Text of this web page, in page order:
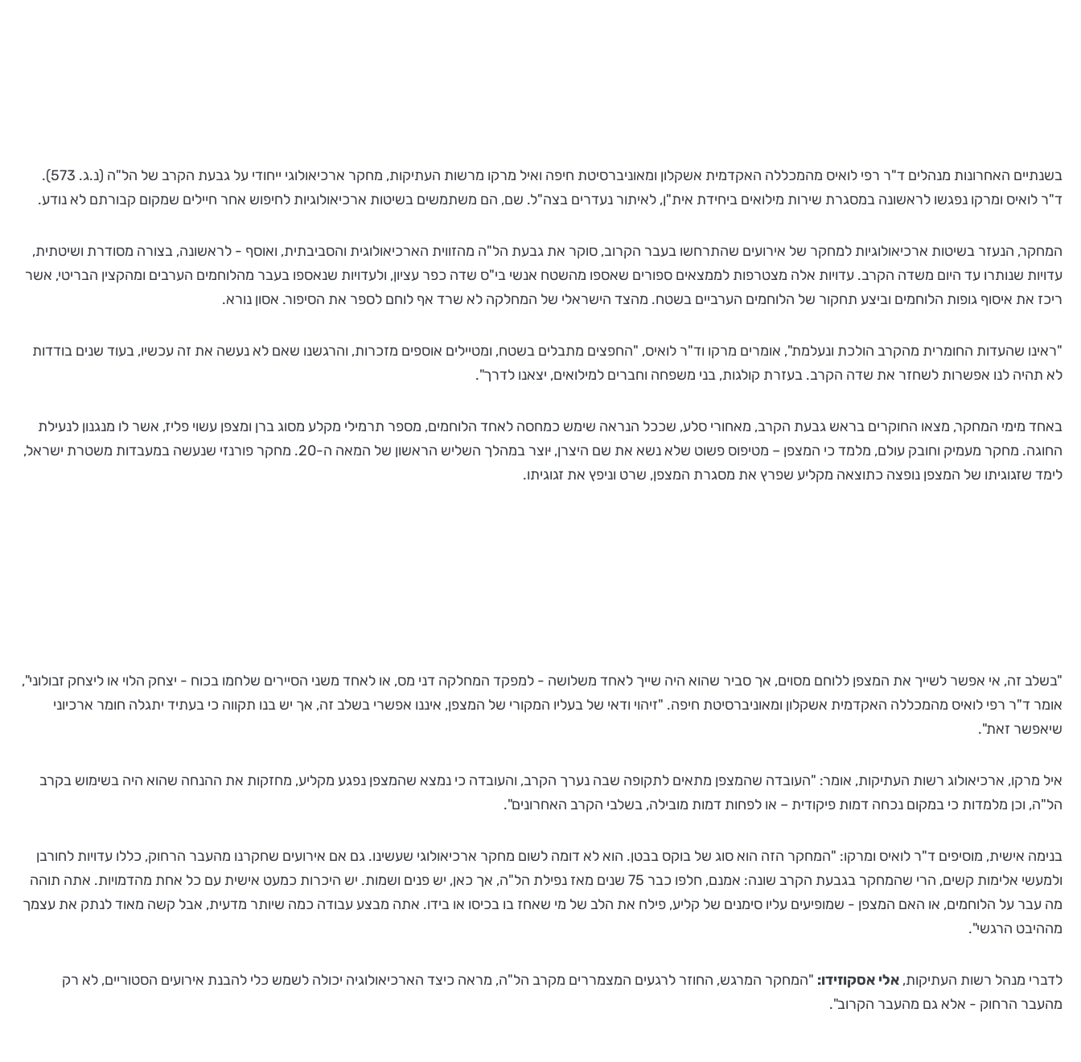
בשנתיים האחרונות מנהלים ד"ר רפי לואיס מהמכללה האקדמית אשקלון ומאוניברסיטת חיפה ואיל מרקו מרשות העתיקות, מחקר ארכיאולוגי ייחודי על גבעת הקרב של הל"ה (נ.ג. 573).
ד"ר לואיס ומרקו נפגשו לראשונה במסגרת שירות מילואים ביחידת אית"ן, לאיתור נעדרים בצה"ל. שם, הם משתמשים בשיטות ארכיאולוגיות לחיפוש אחר חיילים שמקום קבורתם לא נודע.
המחקר, הנעזר בשיטות ארכיאולוגיות למחקר של אירועים שהתרחשו בעבר הקרוב, סוקר את גבעת הל"ה מהזווית הארכיאולוגית והסביבתית, ואוסף - לראשונה, בצורה מסודרת ושיטתית,
עדויות שנותרו עד היום משדה הקרב. עדויות אלה מצטרפות לממצאים ספורים שאספו מהשטח אנשי בי"ס שדה כפר עציון, ולעדויות שנאספו בעבר מהלוחמים הערבים ומהקצין הבריטי, אשר
ריכז את איסוף גופות הלוחמים וביצע תחקור של הלוחמים הערביים בשטח. מהצד הישראלי של המחלקה לא שרד אף לוחם לספר את הסיפור. אסון נורא.
"ראינו שהעדות החומרית מהקרב הולכת ונעלמת", אומרים מרקו וד"ר לואיס, "החפצים מתבלים בשטח, ומטיילים אוספים מזכרות, והרגשנו שאם לא נעשה את זה עכשיו, בעוד שנים בודדות
לא תהיה לנו אפשרות לשחזר את שדה הקרב. בעזרת קולגות, בני משפחה וחברים למילואים, יצאנו לדרך".
באחד מימי המחקר, מצאו החוקרים בראש גבעת הקרב, מאחורי סלע, שככל הנראה שימש כמחסה לאחד הלוחמים, מספר תרמילי מקלע מסוג ברן ומצפן עשוי פליז, אשר לו מנגנון לנעילת
החוגה. מחקר מעמיק וחובק עולם, מלמד כי המצפן – מטיפוס פשוט שלא נשא את שם היצרן, יּוצר במהלך השליש הראשון של המאה ה-20. מחקר פורנזי שנעשה במעבדות משטרת ישראל,
לימד שזגוגיתו של המצפן נופצה כתוצאה מקליע שפרץ את מסגרת המצפן, שרט וניפץ את זגוגיתו.
"בשלב זה, אי אפשר לשייך את המצפן ללוחם מסוים, אך סביר שהוא היה שייך לאחד משלושה - למפקד המחלקה דני מס, או לאחד משני הסיירים שלחמו בכוח - יצחק הלוי או ליצחק זבולוני",
אומר ד"ר רפי לואיס מהמכללה האקדמית אשקלון ומאוניברסיטת חיפה. "זיהוי ודאי של בעליו המקורי של המצפן, איננו אפשרי בשלב זה, אך יש בנו תקווה כי בעתיד יתגלה חומר ארכיוני
שיאפשר זאת".
איל מרקו, ארכיאולוג רשות העתיקות, אומר: "העובדה שהמצפן מתאים לתקופה שבה נערך הקרב, והעובדה כי נמצא שהמצפן נפגע מקליע, מחזקות את ההנחה שהוא היה בשימוש בקרב
הל"ה, וכן מלמדות כי במקום נכחה דמות פיקודית – או לפחות דמות מובילה, בשלבי הקרב האחרונים".
בנימה אישית, מוסיפים ד"ר לואיס ומרקו: "המחקר הזה הוא סוג של בוקס בבטן. הוא לא דומה לשום מחקר ארכיאולוגי שעשינו. גם אם אירועים שחקרנו מהעבר הרחוק, כללו עדויות לחורבן
ולמעשי אלימות קשים, הרי שהמחקר בגבעת הקרב שונה: אמנם, חלפו כבר 75 שנים מאז נפילת הל"ה, אך כאן, יש פנים ושמות. יש היכרות כמעט אישית עם כל אחת מהדמויות. אתה תוהה
מה עבר על הלוחמים, או האם המצפן - שמופיעים עליו סימנים של קליע, פילח את הלב של מי שאחז בו בכיסו או בידו. אתה מבצע עבודה כמה שיותר מדעית, אבל קשה מאוד לנתק את עצמך
מההיבט הרגשי".
לדברי מנהל רשות העתיקות, אלי אסקוזידו: "המחקר המרגש, החוזר לרגעים המצמררים מקרב הל"ה, מראה כיצד הארכיאולוגיה יכולה לשמש כלי להבנת אירועים הסטוריים, לא רק
מהעבר הרחוק - אלא גם מהעבר הקרוב".